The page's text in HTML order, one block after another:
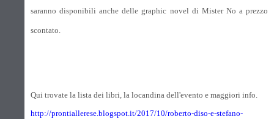
saranno disponibili anche delle graphic novel di Mister No a prezzo
scontato.
Qui trovate la lista dei libri, la locandina dell'evento e maggiori info.
http://prontiallerese.blogspot.it/2017/10/roberto-diso-e-stefano-